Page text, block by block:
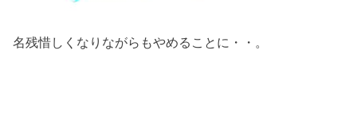
名残惜しくなりながらもやめることに・・。